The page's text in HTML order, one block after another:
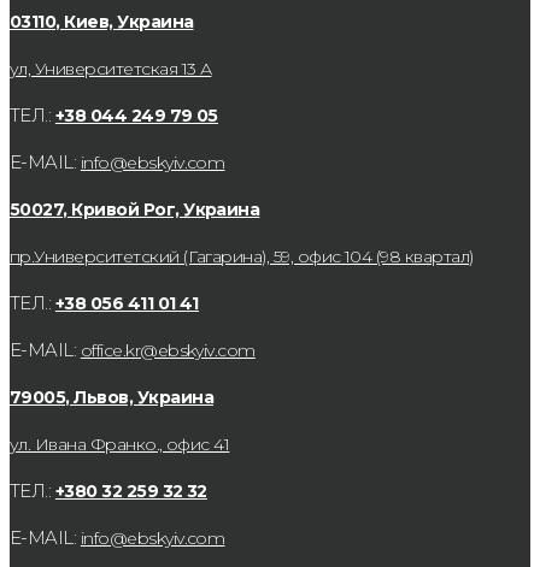
03110, Киев, Украина
ул, Университетская 13 А
ТЕЛ.: +38 044 249 79 05
E-MAIL: info@ebskyiv.com
50027, Кривой Рог, Украина
пр.Университетский (Гагарина), 59, офис 104 (98 квартал)
ТЕЛ.: +38 056 411 01 41
E-MAIL: office.kr@ebskyiv.com
79005, Львов, Украина
ул. Ивана Франко., офис 41
ТЕЛ.: +380 32 259 32 32
E-MAIL: info@ebskyiv.com